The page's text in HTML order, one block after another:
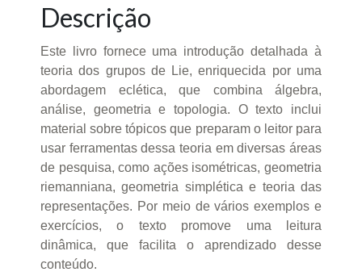
Descrição
Este livro fornece uma introdução detalhada à
teoria dos grupos de Lie, enriquecida por uma
abordagem eclética, que combina álgebra,
análise, geometria e topologia. O texto inclui
material sobre tópicos que preparam o leitor para
usar ferramentas dessa teoria em diversas áreas
de pesquisa, como ações isométricas, geometria
riemanniana, geometria simplética e teoria das
representações. Por meio de vários exemplos e
exercícios, o texto promove uma leitura
dinâmica, que facilita o aprendizado desse
conteúdo.